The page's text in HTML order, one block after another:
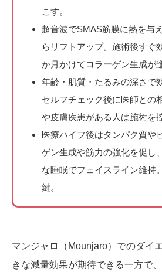
こす。
超音波でSMAS筋膜に熱を与
らリフトアップ。施術後すぐ
か月かけてコラーゲン生成が
年齢・肌質・たるみの深さで
セルフチェック後に医師との
や皮膚疾患がある人は施術を
医療ハイフ後はタンパク質や
ゲン生成や筋力の強化を促し
な睡眠でフェイスライン維持
鍵。
マンジャロ（Mounjaro）でのダイ
きな減量効果が期待できる一方で